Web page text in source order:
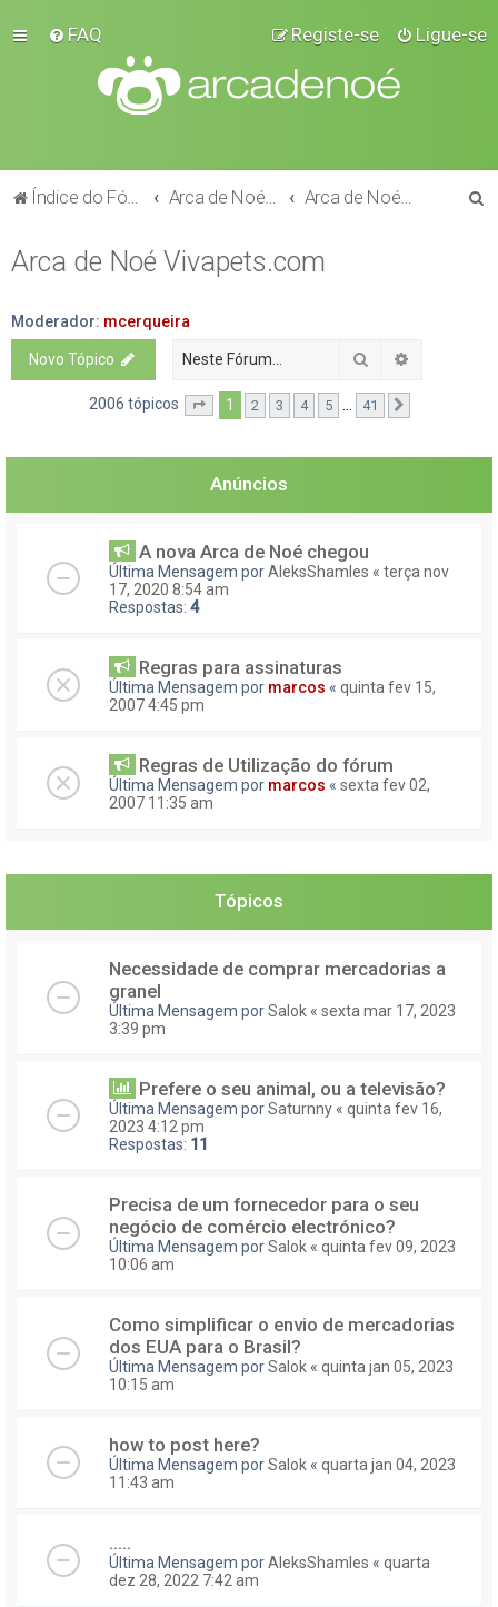
FAQ Ligue-se
Registe-se
Índice do Fórum
Arca de Noé Vivapets.com
Moderador: mcerqueira
Novo Tópico Pesquisar
2006 tópicos Página1 de
1 2 3 4 5 41
Anúncios
A nova Arca de Noé chegou
Última Mensagem porAleksShamles « terça nov
17, 2020 8:54 am
Respostas: 4
Regras para assinaturas
Última Mensagem por marcos « quinta fev 15,
2007 4:45 pm
Regras de Utilização do fórum
Última Mensagem por marcos « sexta fev 02,
2007 11:35 am
Tópicos
Necessidade de comprar mercadorias a
granel
Última Mensagem porSalok « sexta mar 17, 2023
3:39 pm
Prefere o seu animal, ou a televisão?
Última Mensagem porSaturnny « quinta fev 16,
2023 4:12 pm
Respostas: 11
Precisa de um fornecedor para o seu
negócio de comércio electrónico?
Última Mensagem porSalok « quinta fev 09, 2023
10:06 am
Como simplificar o envio de mercadorias
dos EUA para o Brasil?
Última Mensagem porSalok « quinta jan 05, 2023
10:15 am
how to post here?
Última Mensagem porSalok « quarta jan 04, 2023
11:43 am
.....
Última Mensagem porAleksShamles « quarta
dez 28, 2022 7:42 am